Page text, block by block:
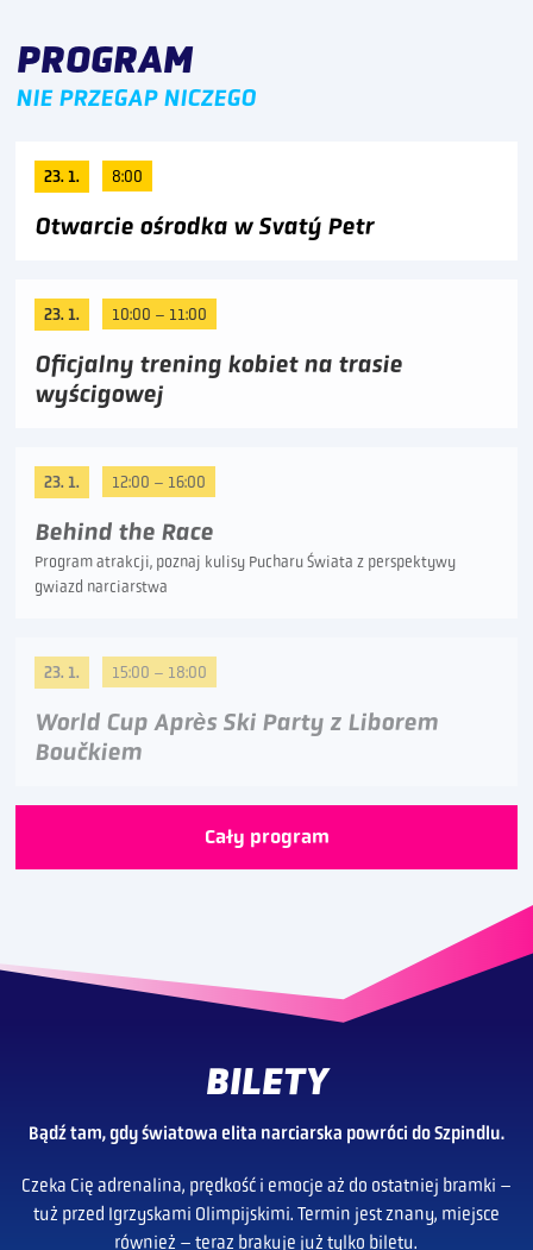
PROGRAM
NIE PRZEGAP NICZEGO
23. 1. 8:00
Otwarcie ośrodka w Svatý Petr
23. 1. 10:00 – 11:00
Oficjalny trening kobiet na trasie
wyścigowej
23. 1. 12:00 – 16:00
Behind the Race
Program atrakcji, poznaj kulisy Pucharu Świata z perspektywy
gwiazd narciarstwa
23. 1. 15:00 – 18:00
World Cup Après Ski Party z Liborem
Boučkiem
Cały program
BILETY
Bądź tam, gdy światowa elita narciarska powróci do Szpindlu.
Czeka Cię adrenalina, prędkość i emocje aż do ostatniej bramki –
tuż przed Igrzyskami Olimpijskimi. Termin jest znany, miejsce
również – teraz brakuje już tylko biletu.